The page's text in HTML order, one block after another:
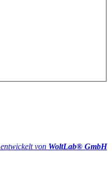
, entwickelt von WoltLab® GmbH